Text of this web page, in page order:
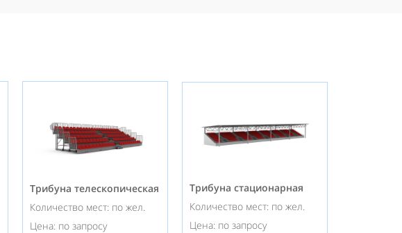
Трибуна телескопическая
Количество мест: по жел.
Цена: по запросу
Трибуна стационарная
Количество мест: по жел.
Цена: по запросу